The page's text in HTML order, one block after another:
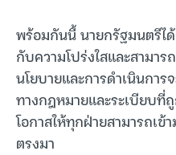
พร้อมกันนี้ นายกรัฐมนตรีไ
กับความโปร่งใสและสามา
นโยบายและการดำเนินกา
ทางกฎหมายและระเบียบที่
โอกาสให้ทุกฝ่ายสามารถเข้
ตรงมา